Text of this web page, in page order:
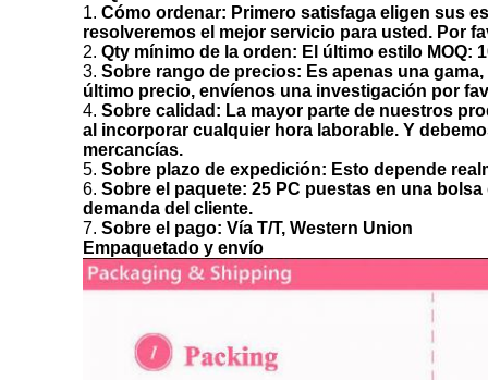
1. Cómo ordenar: Primero satisfaga eligen sus
resolveremos el mejor servicio para usted. Por
2. Qty mínimo de la orden: El último estilo MOQ:
3. Sobre rango de precios: Es apenas una
último precio, envíenos una investigación por
4. Sobre calidad: La mayor parte de nuestros
al incorporar cualquier hora laborable. Y
mercancías.
5. Sobre plazo de expedición: Esto depende
6. Sobre el paquete: 25 PC puestas en una
demanda del cliente.
7. Sobre el pago: Vía T/T, Western Union
Empaquetado y envío